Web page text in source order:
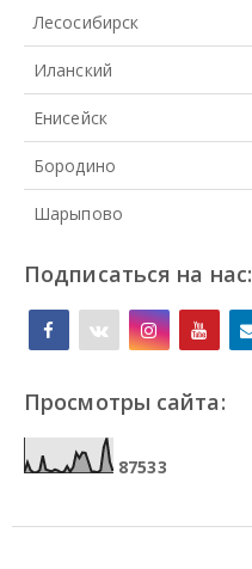
Лесосибирск
Иланский
Енисейск
Бородино
Шарыпово
Подписаться на нас:
Просмотры сайта:
87533